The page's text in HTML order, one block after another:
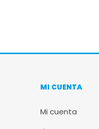
MI CUENTA
Mi cuenta